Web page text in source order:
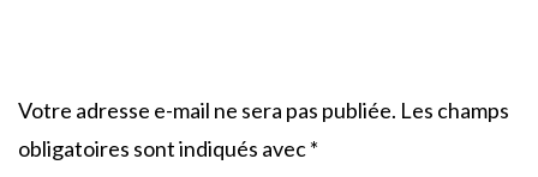
Votre adresse e-mail ne sera pas publiée. Les champs
obligatoires sont indiqués avec*